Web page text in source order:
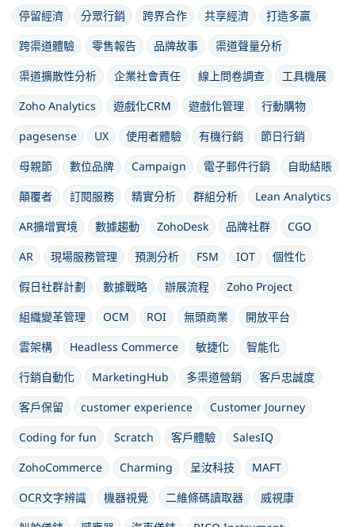
停留經濟
分眾行銷 跨界合作 共享經濟
打造多贏
跨渠道體驗
零售報告 品牌故事
渠道聲量分析
渠道擴散性分析
企業社會責任 線上問卷調查
工具機展
Zoho Analytics
遊戲化CRM 遊戲化管理
行動購物
pagesense
UX 使用者體驗 有機行銷
節日行銷
母親節
數位品牌 Campaign 電子郵件行銷
自助結賬
顛覆者
訂閱服務 精實分析 群組分析
Lean Analytics
AR擴增實境
數據趨動 ZohoDesk 品牌社群
CGO
AR
現場服務管理 預測分析 FSM IOT
個性化
假日社群計劃
數據戰略 辦展流程
Zoho Project
組織變革管理
OCM ROI 無頭商業
開放平台
雲架構
Headless Commerce 敏捷化
智能化
行銷自動化
MarketingHub 多渠道營銷
客戶忠誠度
客戶保留
customer experience
Customer Journey
Coding for fun
Scratch 客戶體驗
SalesIQ
ZohoCommerce
Charming 呈汝科技
MAFT
OCR文字辨識
機器視覺 二維條碼讀取器
威視康